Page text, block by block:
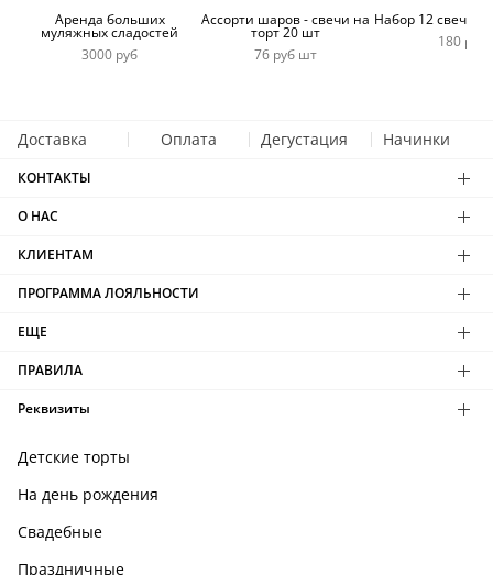
Аренда больших
муляжных сладостей
3000 руб
Ассорти шаров - свечи на
торт 20 шт
76 руб шт
Набор 12 свечей
180 руб
Доставка Оплата Дегустация Начинки
КОНТАКТЫ
О НАС
КЛИЕНТАМ
ПРОГРАММА ЛОЯЛЬНОСТИ
ЕЩЕ
ПРАВИЛА
Реквизиты
Детские торты
На день рождения
Свадебные
Праздничные